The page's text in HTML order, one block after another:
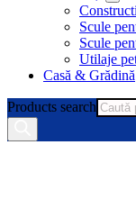
Scule
Scule
Utilaje
Casă & Grădină
Products search